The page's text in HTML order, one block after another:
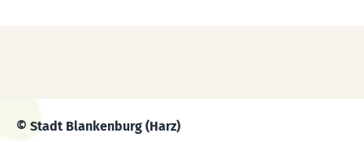
© Stadt Blankenburg (Harz)